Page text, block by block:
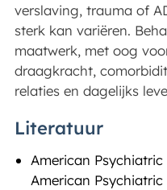
verslaving, trauma of
sterk kan variëren.
maatwerk, met oog
draagkracht,
relaties en dagelijks
Literatuur
American
American